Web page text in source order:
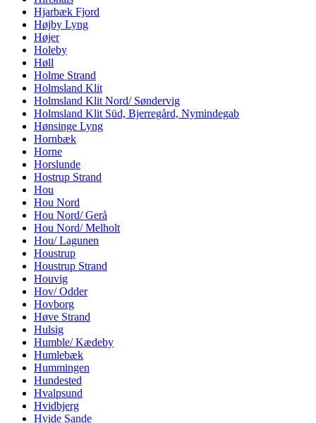
Hjarbæk Fjord
Højby Lyng
Højer
Holeby
Høll
Holme Strand
Holmsland Klit
Holmsland Klit Nord/ Søndervig
Holmsland Klit Süd, Bjerregård, Nymindegab
Hønsinge Lyng
Hornbæk
Horne
Horslunde
Hostrup Strand
Hou
Hou Nord
Hou Nord/ Gerå
Hou Nord/ Melholt
Hou/ Lagunen
Houstrup
Houstrup Strand
Houvig
Hov/ Odder
Hovborg
Høve Strand
Hulsig
Humble/ Kædeby
Humlebæk
Hummingen
Hundested
Hvalpsund
Hvidbjerg
Hvide Sande